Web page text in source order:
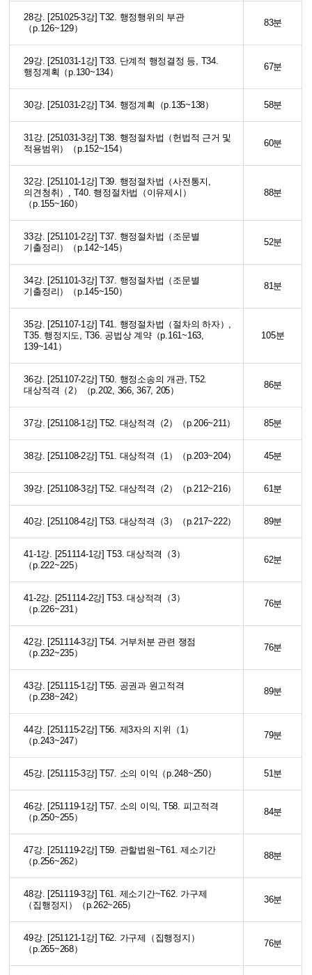
28강. [251025-3강] T32. 행정행위의 부관
（p.126~129）
83분
29강. [251031-1강] T33. 단계적 행정결정 등, T34.
행정계획（p.130~134）
67분
30강. [251031-2강] T34. 행정계획（p.135~138） 58분
31강. [251031-3강] T38. 행정절차법（헌법적 근거 및
적용범위）（p.152~154）
60분
32강. [251101-1강] T39. 행정절차법（사전통지,
의견청취）, T40. 행정절차법（이유제시）
（p.155~160）
88분
33강. [251101-2강] T37. 행정절차법（조문별
기출정리）（p.142~145）
52분
34강. [251101-3강] T37. 행정절차법（조문별
기출정리）（p.145~150）
81분
35강. [251107-1강] T41. 행정절차법（절차의 하자）,
T35. 행정지도, T36. 공법상 계약（p.161~163,
139~141）
105분
36강. [251107-2강] T50. 행정소송의 개관, T52.
대상적격（2）（p.202, 366, 367, 205）
86분
37강. [251108-1강] T52. 대상적격（2）（p.206~211） 85분
38강. [251108-2강] T51. 대상적격（1）（p.203~204） 45분
39강. [251108-3강] T52. 대상적격（2）（p.212~216） 61분
40강. [251108-4강] T53. 대상적격（3）（p.217~222） 89분
41-1강. [251114-1강] T53. 대상적격（3）
（p.222~225）
62분
41-2강. [251114-2강] T53. 대상적격（3）
（p.226~231）
76분
42강. [251114-3강] T54. 거부처분 관련 쟁점
（p.232~235）
76분
43강. [251115-1강] T55. 공권과 원고적격
（p.238~242）
89분
44강. [251115-2강] T56. 제3자의 지위（1）
（p.243~247）
79분
45강. [251115-3강] T57. 소의 이익（p.248~250） 51분
46강. [251119-1강] T57. 소의 이익, T58. 피고적격
（p.250~255）
84분
47강. [251119-2강] T59. 관할법원~T61. 제소기간
（p.256~262）
88분
48강. [251119-3강] T61. 제소기간~T62. 가구제
（집행정지）（p.262~265）
36분
49강. [251121-1강] T62. 가구제（집행정지）
（p.265~268）
76분